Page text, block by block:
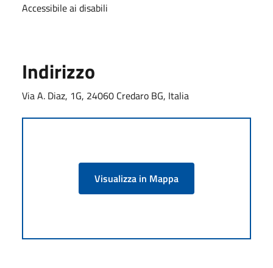
Accessibile ai disabili
Indirizzo
Via A. Diaz, 1G, 24060 Credaro BG, Italia
Visualizza in Mappa